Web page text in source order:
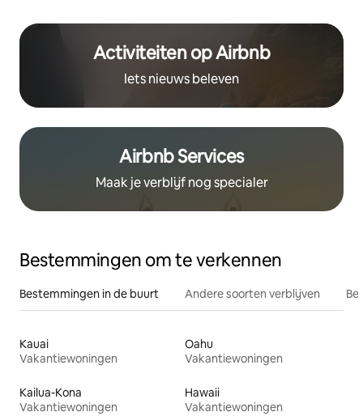
Activiteiten op Airbnb
Iets nieuws beleven
Airbnb Services
Maak je verblijf nog specialer
Bestemmingen om te verkennen
Bestemmingen in de buurt Andere soorten verblijven
Kauai
Vakantiewoningen
Oahu
Vakantiewoningen
Kailua-Kona
Vakantiewoningen
Hawaii
Vakantiewoningen